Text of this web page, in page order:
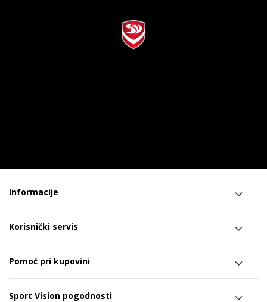
Informacije
Korisnički servis
Pomoć pri kupovini
Sport Vision pogodnosti